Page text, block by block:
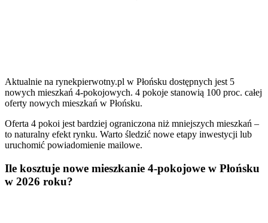
Aktualnie na rynekpierwotny.pl w Płońsku dostępnych jest 5
nowych mieszkań 4-pokojowych. 4 pokoje stanowią 100 proc. całej
oferty nowych mieszkań w Płońsku.
Oferta 4 pokoi jest bardziej ograniczona niż mniejszych mieszkań –
to naturalny efekt rynku. Warto śledzić nowe etapy inwestycji lub
uruchomić powiadomienie mailowe.
Ile kosztuje nowe mieszkanie 4-pokojowe w Płońsku
w 2026 roku?